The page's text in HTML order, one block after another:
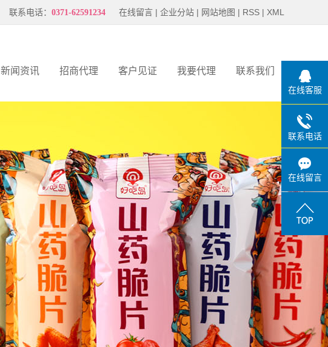
在线留言 | 企业分站 | 网站地图 | RSS | XML
联系电话： 0371-62591234
新闻资讯 招商代理 客户见证 我要代理 联系我们
在线客服
联系电话
在线留言